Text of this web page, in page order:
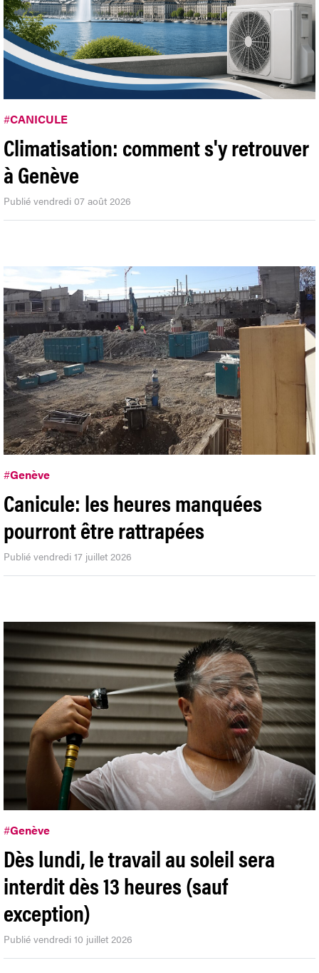
#CANICULE
Climatisation: comment s'y retrouver
à Genève
Publié vendredi 07 août 2026
#Genève
Canicule: les heures manquées
pourront être rattrapées
Publié vendredi 17 juillet 2026
#Genève
Dès lundi, le travail au soleil sera
interdit dès 13 heures (sauf
exception)
Publié vendredi 10 juillet 2026